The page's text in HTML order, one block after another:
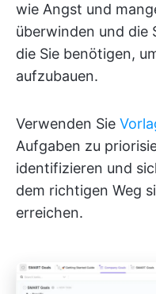
wie Angst und
überwinden und die
die Sie benötigen,
aufzubauen.
Verwenden Sie
Aufgaben zu
identifizieren und
dem richtigen Weg
erreichen.